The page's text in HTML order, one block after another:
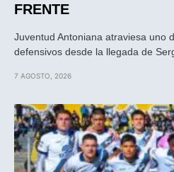
FRENTE
Juventud Antoniana atraviesa uno
defensivos desde la llegada de
7 AGOSTO, 2026